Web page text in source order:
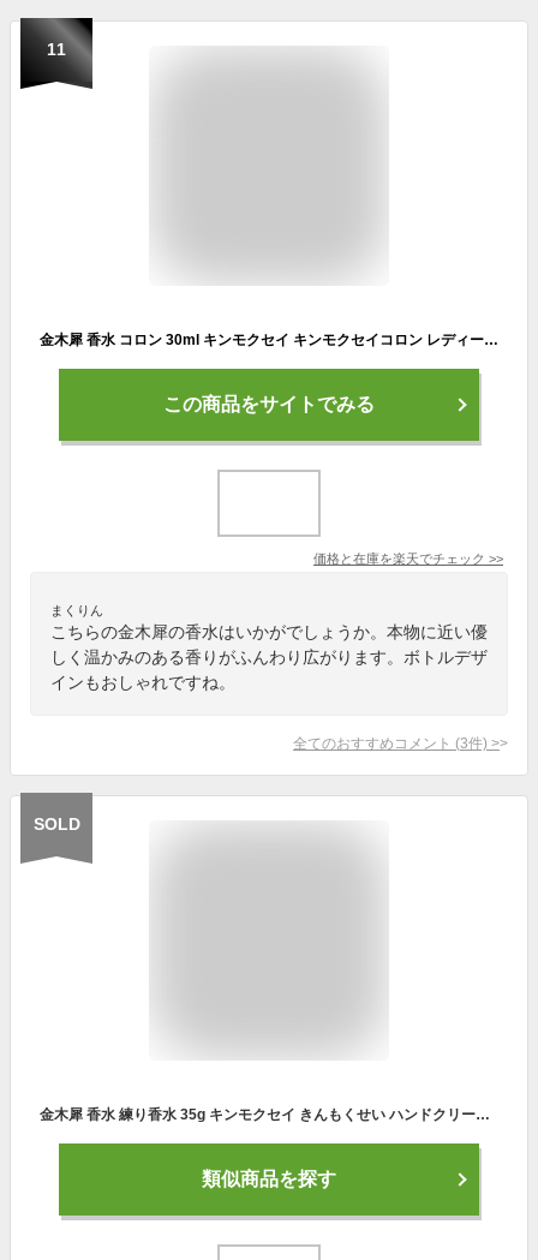
11
金木犀 香水 コロン 30ml キンモクセイ キンモクセイコロン レディース メンズ こうすい パヒューム パフューム オーデコロン きんもくせい プレゼント ギフト フレグランス メンズ お試し 香り 日本製 送料無料 SAKURA&NATURAL
この商品をサイトでみる
価格と在庫を楽天でチェック >>
まくりん
こちらの金木犀の香水はいかがでしょうか。本物に近い優
しく温かみのある香りがふんわり広がります。ボトルデザ
インもおしゃれですね。
全てのおすすめコメント (3件) >
SOLD
金木犀 香水 練り香水 35g キンモクセイ きんもくせい ハンドクリーム 練香水 ねり香水 レディース メンズ 兼用 日本製 お試し ギフト プレゼント 香り フレグランスバーム パフューム レディース用 男性 女性 アロマ SAKURA&NATURAL
類似商品を探す